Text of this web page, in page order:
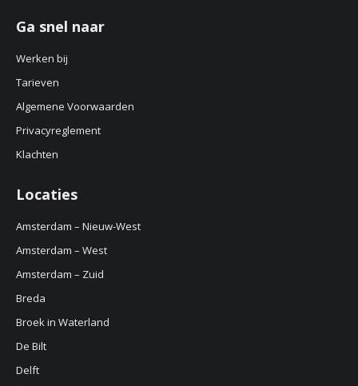
opens
in
Ga snel naar
Werken bij
Tarieven
Algemene Voorwaarden
Privacyreglement
Klachten
Locaties
Amsterdam – Nieuw-West
Amsterdam – West
Amsterdam – Zuid
Breda
Broek in Waterland
De Bilt
Delft